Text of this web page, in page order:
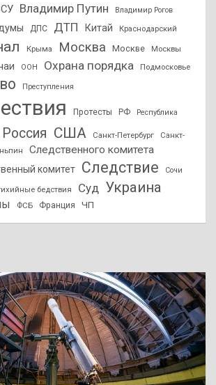
Владимир Путин Владимир Рогов
ДПС ДТП Китай Краснодарский
Крыма Москва Москве Москвы
ООН Охрана порядка Подмосковье
Преступления
Протесты РФ Республика
Россия США Санкт-Петербург
Санкт-
Следственного комитета
комитет Следствие Сочи
бедствия Суд Украина
ФСБ Франция ЧП